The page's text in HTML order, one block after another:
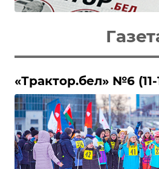
«Трактор.бел» №6